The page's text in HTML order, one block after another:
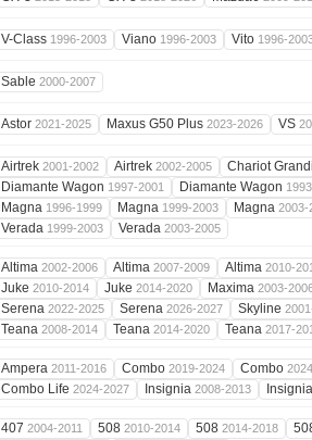
V-Class 1996-2003 Viano 1996-2003 Vito 1996-
Sable 2000-2007
Astor 2021-2025 Maxus G50 Plus 2023-2026 VS
Airtrek 2001-2002 Airtrek 2002-2005
Chariot
Diamante Wagon 1997-2001 Diamante Wagon
Magna 1996-1999 Magna 1999-2003 Magna 2003-
Verada 1999-2003 Verada 2003-2005
Altima 2002-2006 Altima 2007-2009 Altima 2010-
Juke 2010-2014 Juke 2014-2020 Maxima 2003-
Serena 2022-2025 Serena 2026-2027 Skyline
Teana 2008-2014 Teana 2014-2020 Teana 2017-
Ampera 2011-2016 Combo 2019-2024 Combo
Combo Life 2024-2027 Insignia 2008-2013
407 2004-2011 508 2010-2014 508 2014-2018